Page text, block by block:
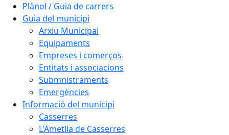
Plànol / Guia de carrers
Guia del municipi
Arxiu Municipal
Equipaments
Empreses i comerços
Entitats i associacions
Submnistraments
Emergències
Informació del municipi
Casserres
L'Ametlla de Casserres